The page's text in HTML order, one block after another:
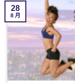
28
8 月